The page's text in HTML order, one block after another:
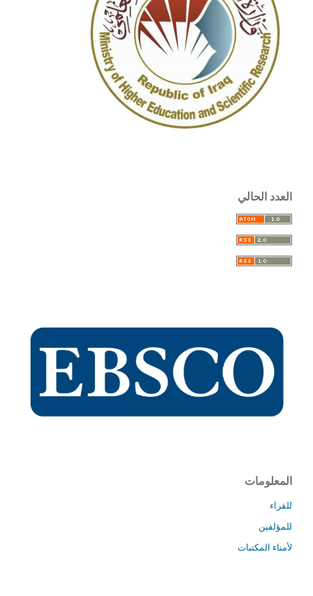
العدد الحالي
المعلومات
للقراء
للمؤلفين
لأمناء المكتبات